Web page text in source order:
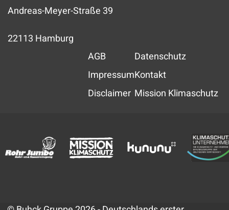
Andreas-Meyer-Straße 39
22113 Hamburg
AGB
Impressum
Disclaimer
Datenschutz
Kontakt
Mission Klimaschutz